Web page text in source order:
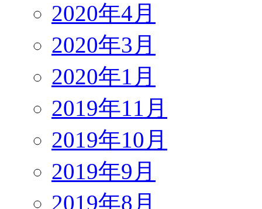
2020年4月
2020年3月
2020年1月
2019年11月
2019年10月
2019年9月
2019年8月